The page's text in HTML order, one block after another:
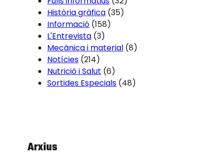
Història gràfica (35)
Informació (158)
L'Entrevista (3)
Mecànica i material (8)
Notícies (214)
Nutrició i Salut (6)
Sortides Especials (48)
Arxius